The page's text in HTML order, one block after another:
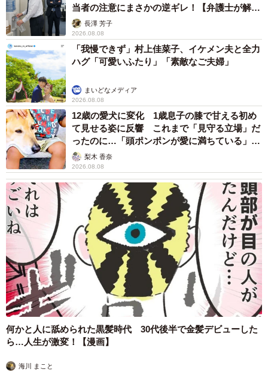
当者の注意にまさかの逆ギレ！【弁護士が解
説】長澤 芳子
2026.08.08
「我慢できず」村上佳菜子、イケメン夫と全力
ハグ「可愛いふたり」「素敵なご夫婦」
まいどなメディア
2026.08.08
12歳の愛犬に変化 1歳息子の膝で甘える初め
て見せる姿に反響 これまで「見守る立場」だ
ったのに…「頭ポンポンが愛に満ちている」
「尊…」
梨木 香奈
2026.08.08
何かと人に舐められた黒髪時代 30代後半で金髪デビューした
ら…人生が激変！【漫画】
海川 まこと